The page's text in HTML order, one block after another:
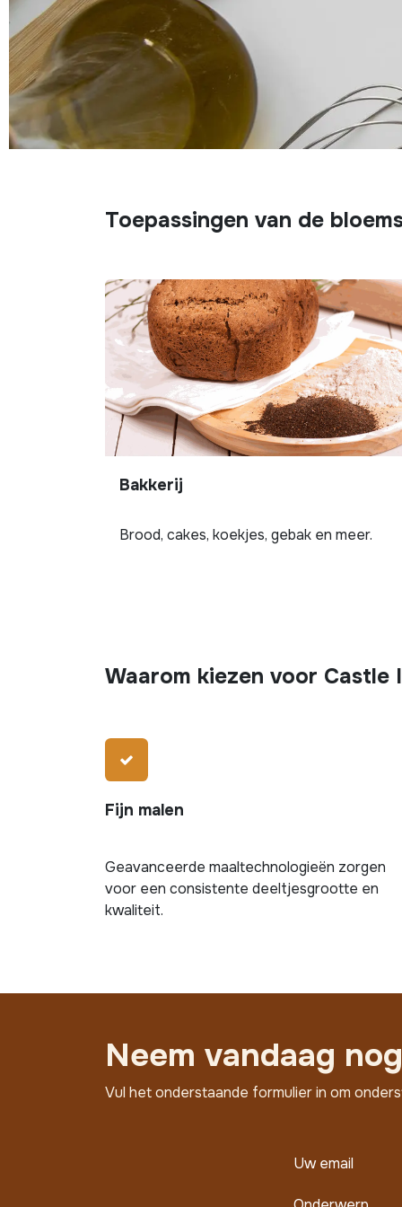
Toepassingen van de
Bakkerij
Brood, cakes, koekjes, gebak en meer.
Waarom kiezen voor Castle
Fijn malen
Geavanceerde maaltechnologieën zorgen
voor een consistente deeltjesgrootte en
kwaliteit.
Neem vandaag
Vul het onderstaande formulier in om
Uw email